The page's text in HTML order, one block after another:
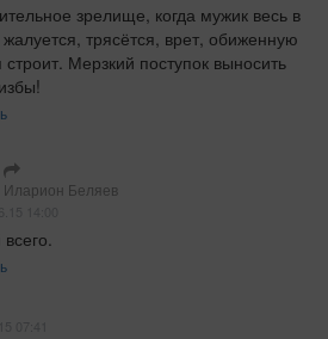
зрелище, когда мужик весь в
трясётся, врет, обиженную
строит. Мерзкий поступок выносить
Иларион Беляев